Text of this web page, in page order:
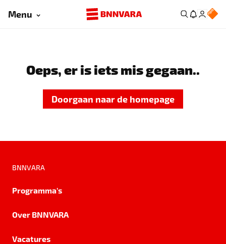
Menu
Oeps, er is iets mis gegaan..
Doorgaan naar de homepage
BNNVARA
Programma's
Over BNNVARA
Vacatures